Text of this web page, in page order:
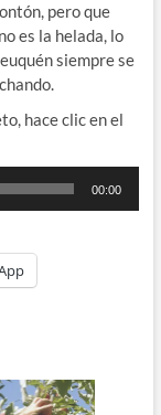
pero que
es la helada, lo
siempre se
hace clic en el
00:00